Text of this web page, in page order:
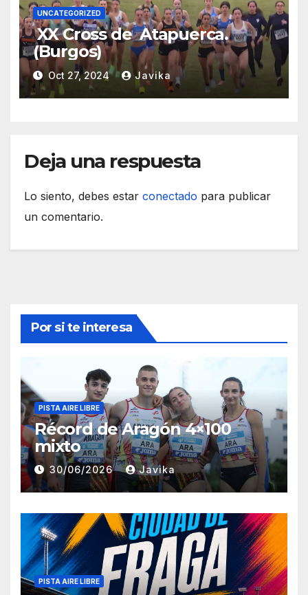
UNCATEGORIZED
XX Cross de Atapuerca.
(Burgos)
Oct 27, 2024 Javika
Deja una respuesta
Lo siento, debes estar conectado para publicar
un comentario.
Por si te interesa
PISTA AIRE LIBRE
Récord de Aragón 4×100
mixto
30/06/2026 Javika
PISTA AIRE LIBRE